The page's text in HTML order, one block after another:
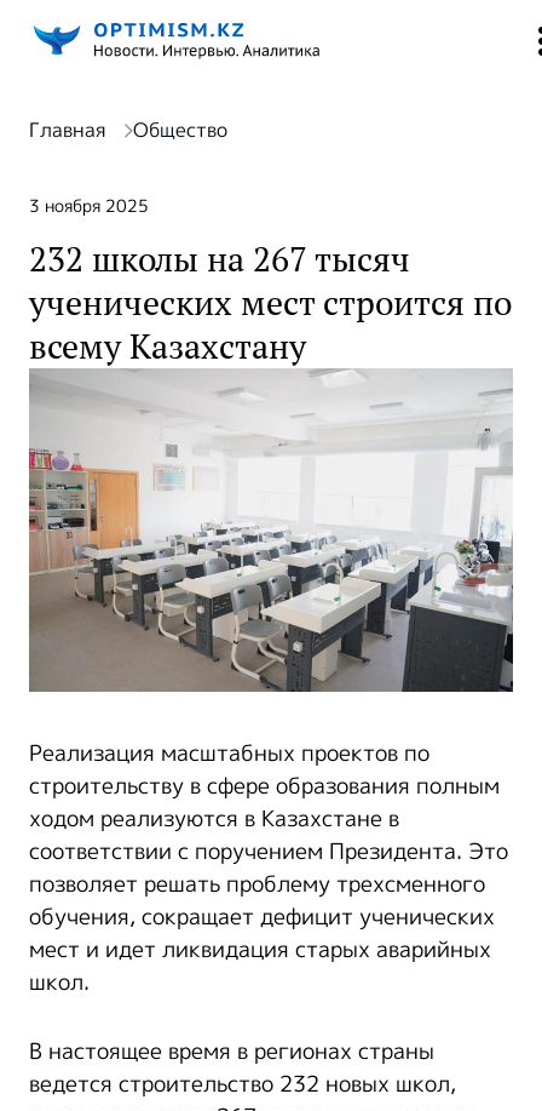
Главная Общество
3 ноября 2025
232 школы на 267 тысяч
ученических мест строится по
всему Казахстану
Реализация масштабных проектов по
строительству в сфере образования полным
ходом реализуются в Казахстане в
соответствии с поручением Президента. Это
позволяет решать проблему трехсменного
обучения, сокращает дефицит ученических
мест и идет ликвидация старых аварийных
школ.
В настоящее время в регионах страны
ведется строительство 232 новых школ,